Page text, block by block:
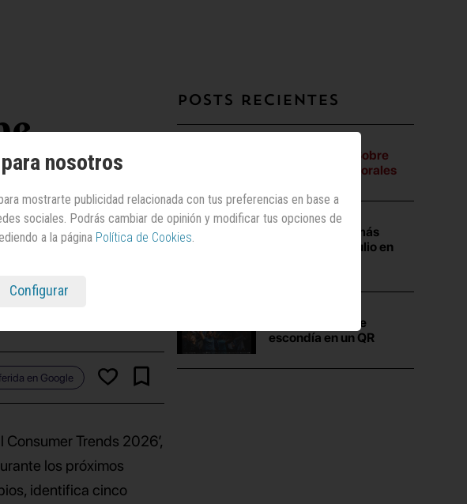
las
marcas y
en Google
Trends 2026’,
los próximos
identifica cinco
Posts recientes
Sobre
campañas electorales
Las campañas más
vistas durante julio en
que se
escondía en un QR
nosotros
mostrarte publicidad relacionada con tus preferencias en base a
sociales. Podrás cambiar de opinión y modificar tus opciones de
a la página Política de Cookies.
Configurar